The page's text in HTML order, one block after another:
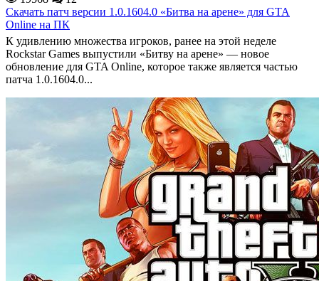
Скачать патч версии 1.0.1604.0 «Битва на арене» для GTA
Online на ПК
К удивлению множества игроков, ранее на этой неделе
Rockstar Games выпустили «Битву на арене» — новое
обновление для GTA Online, которое также является частью
патча 1.0.1604.0...